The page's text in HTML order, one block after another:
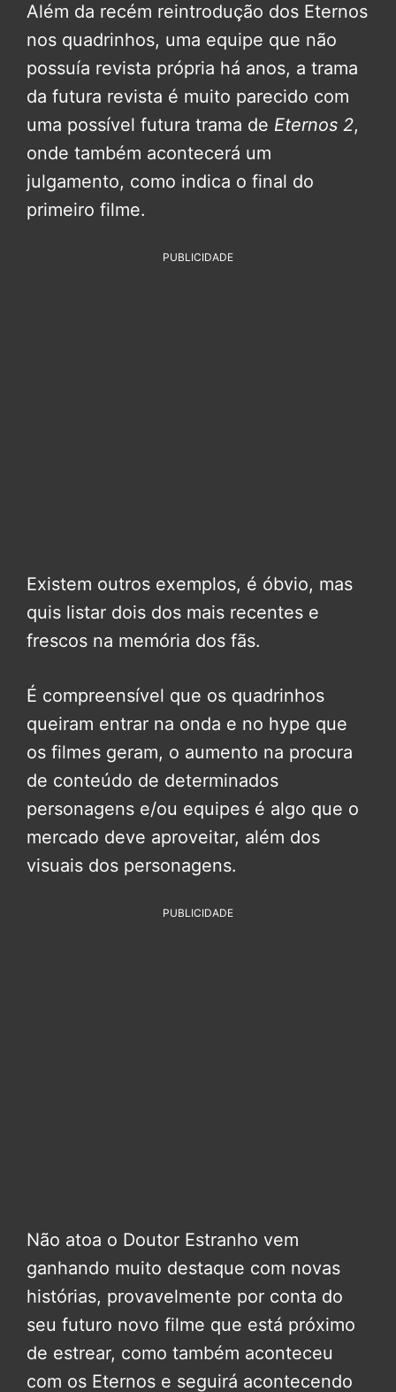
Além da recém reintrodução dos Eternos
nos quadrinhos, uma equipe que não
possuía revista própria há anos, a trama
da futura revista é muito parecido com
uma possível futura trama de Eternos 2,
onde também acontecerá um
julgamento, como indica o final do
primeiro filme.
PUBLICIDADE
Existem outros exemplos, é óbvio, mas
quis listar dois dos mais recentes e
frescos na memória dos fãs.
É compreensível que os quadrinhos
queiram entrar na onda e no hype que
os filmes geram, o aumento na procura
de conteúdo de determinados
personagens e/ou equipes é algo que o
mercado deve aproveitar, além dos
visuais dos personagens.
PUBLICIDADE
Não atoa o Doutor Estranho vem
ganhando muito destaque com novas
histórias, provavelmente por conta do
seu futuro novo filme que está próximo
de estrear, como também aconteceu
com os Eternos e seguirá acontecendo